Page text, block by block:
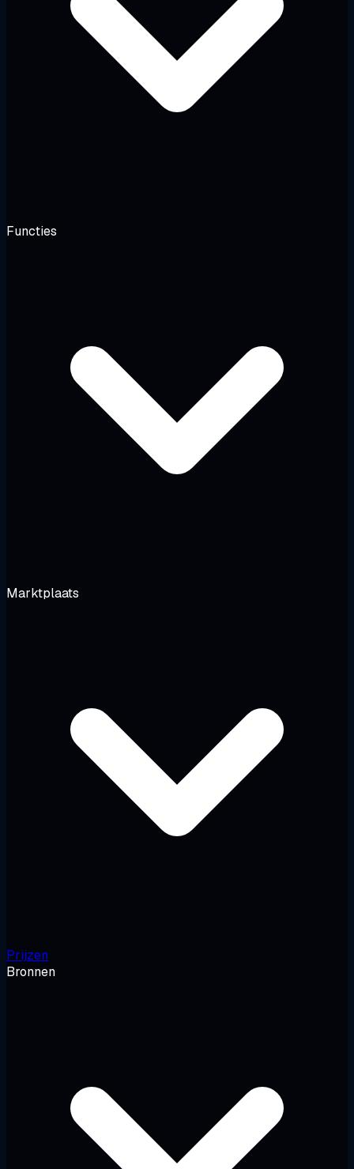
Functies
Marktplaats
Prijzen
Bronnen